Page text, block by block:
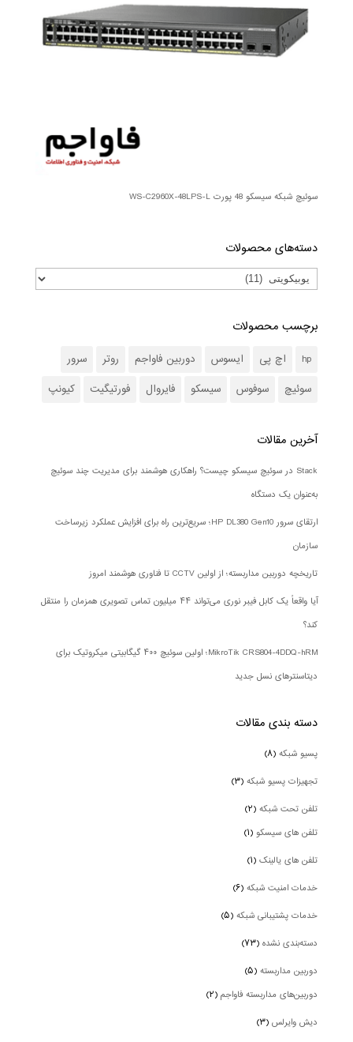
سوئیچ شبکه سیسکو 48 پورت WS-C2960X-48LPS-L
دسته‌های محصولات
برچسب محصولات
hp اچ پی ایسوس دوربین فاواجم روتر
سرور
سوئیچ
سوفوس سیسکو فایروال فورتیگیت کیونپ
آخرین مقالات
Stack در سوئیچ سیسکو چیست؟ راهکاری هوشمند برای مدیریت چند سوئیچ
به‌عنوان یک دستگاه
ارتقای سرور HP DL380 Gen10؛ سریع‌ترین راه برای افزایش عملکرد زیرساخت
سازمان
تاریخچه دوربین مداربسته؛ از اولین CCTV تا فناوری هوشمند امروز
آیا واقعاً یک کابل فیبر نوری می‌تواند ۴۴ میلیون تماس تصویری همزمان را منتقل
کند؟
MikroTik CRS804-4DDQ-hRM؛ اولین سوئیچ ۴۰۰ گیگابیتی میکروتیک برای
دیتاسنترهای نسل جدید
دسته بندی‌ مقالات
پسیو شبکه(۸)
تجهیزات پسیو شبکه(۳)
تلفن تحت شبکه(۲)
تلفن های سیسکو(۱)
تلفن های یالینک(۱)
خدمات امنیت شبکه(۶)
خدمات پشتیبانی شبکه(۵)
دسته‌بندی نشده(۷۳)
دوربین‌ مداربسته(۵)
دوربین‌های مداربسته فاواجم(۲)
دیش وایرلس(۳)